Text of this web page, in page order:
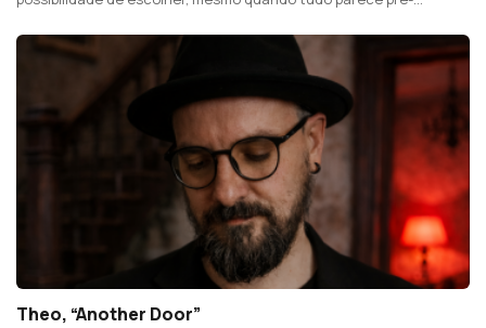
Theo, “Another Door”